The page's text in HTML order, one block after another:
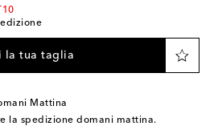
la tua taglia
Mattina
la spedizione domani mattina.